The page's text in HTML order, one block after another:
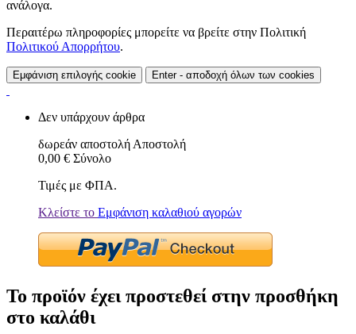
ανάλογα.
Περαιτέρω πληροφορίες μπορείτε να βρείτε στην Πολιτική
Πολιτικού Απορρήτου.
Εμφάνιση επιλογής cookie Enter - αποδοχή όλων των cookies
Δεν υπάρχουν άρθρα
δωρεάν αποστολή Αποστολή
0,00 € Σύνολο
Τιμές με ΦΠΑ.
Κλείστε το Εμφάνιση καλαθιού αγορών
Το προϊόν έχει προστεθεί στην προσθήκη
στο καλάθι